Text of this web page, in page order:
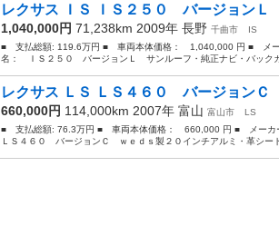
レクサス ＩＳ ＩＳ２５０ バージョン
1,040,000円 71,238km 2009年 長野 千曲市
IS
■ 支払総額: 119.6万円 ■ 車両本体価格： 1,040,000 円 ■ メ
名： ＩＳ２５０ バージョンＬ サンルーフ・純正ナビ・バックカ
レクサス ＬＳ ＬＳ４６０ バージョン
660,000円 114,000km 2007年 富山 富山市
LS
■ 支払総額: 76.3万円 ■ 車両本体価格： 660,000 円 ■ メー
ＬＳ４６０ バージョンＣ ｗｅｄｓ製２０インチアルミ・革シー